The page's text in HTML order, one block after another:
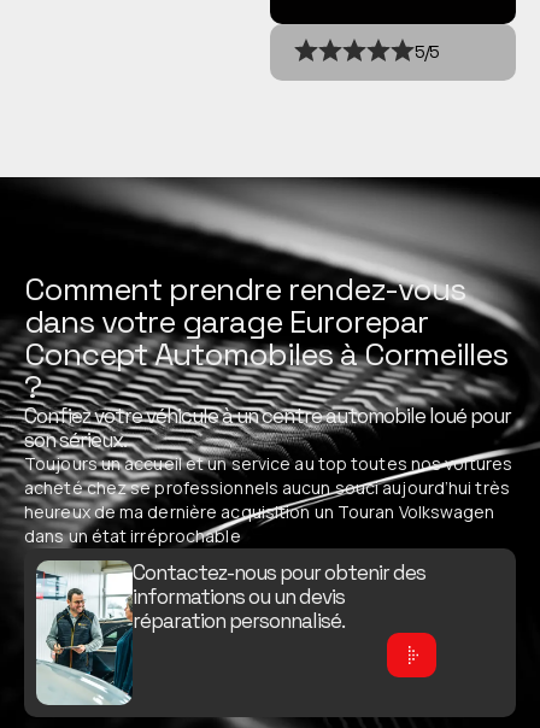
5/5
Comment prendre rendez-vous
dans votre garage Eurorepar
Concept Automobiles à Cormeilles
?
Confiez votre véhicule à un centre automobile loué pour
son sérieux.
Toujours un accueil et un service au top toutes nos voitures
acheté chez se professionnels aucun souci aujourd’hui très
heureux de ma dernière acquisition un Touran Volkswagen
dans un état irréprochable
Contactez-nous pour obtenir des
informations ou un devis
réparation personnalisé.